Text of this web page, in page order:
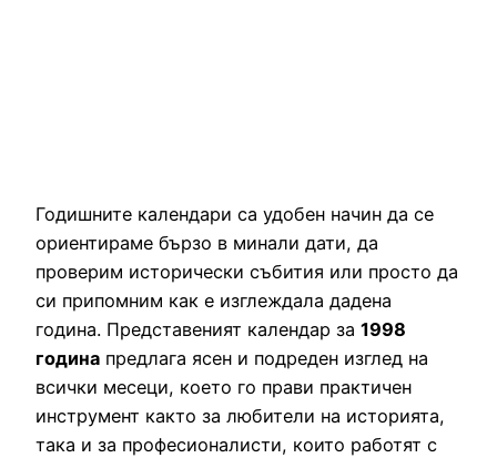
Годишните календари са удобен начин да се
ориентираме бързо в минали дати, да
проверим исторически събития или просто да
си припомним как е изглеждала дадена
година. Представеният календар за 1998
година предлага ясен и подреден изглед на
всички месеци, което го прави практичен
инструмент както за любители на историята,
така и за професионалисти, които работят с